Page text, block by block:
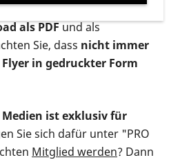
als gedruckte Variante
als PDFund als
Sie, dass nicht immer
in gedruckter Form
ist exklusiv für
Sie sich dafür unter "PRO
Mitglied werden? Dann